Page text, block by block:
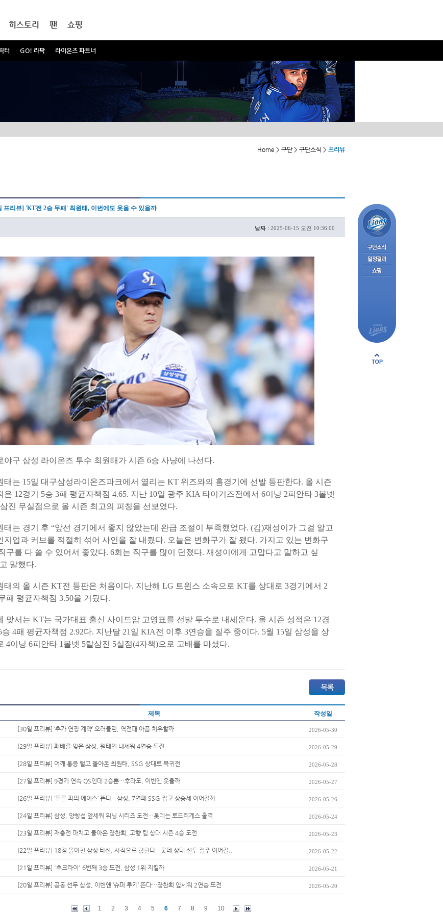
터 GO! 라팍 라이온즈 파트너
히스토리 팬 쇼핑
Home > 구단 > 구단소식 > 프리뷰
프리뷰] 'KT전 2승 무패' 최원태, 이번에도 웃을 수 있을까
날짜 : 2025-06-15 오전 10:36:00
야구 삼성 라이온즈 투수 최원태가 시즌 6승 사냥에 나선다.
태는 15일 대구삼성라이온즈파크에서 열리는 KT 위즈와의 홈경기에 선발 등판한다. 올 시즌
은 12경기 5승 3패 평균자책점 4.65. 지난 10일 광주 KIA 타이거즈전에서 6이닝 2피안타 3볼넷
진 무실점으로 올 시즌 최고의 피칭을 선보였다.
태는 경기 후 “앞선 경기에서 좋지 않았는데 완급 조절이 부족했었다. (김)재성이가 그걸 알고
지업과 커브를 적절히 섞어 사인을 잘 내줬다. 오늘은 변화구가 잘 됐다. 가지고 있는 변화구
구를 다 쓸 수 있어서 좋았다. 6회는 직구를 많이 던졌다. 재성이에게 고맙다고 말하고 싶
말했다.
태의 올 시즌 KT전 등판은 처음이다. 지난해 LG 트윈스 소속으로 KT를 상대로 3경기에서 2
패 평균자책점 3.50을 거뒀다.
맞서는 KT는 국가대표 출신 사이드암 고영표를 선발 투수로 내세운다. 올 시즌 성적은 12경
승 4패 평균자책점 2.92다. 지난달 21일 KIA전 이후 3연승을 질주 중이다. 5월 15일 삼성을 상
4이닝 6피안타 1볼넷 5탈삼진 5실점(4자책)으로 고배를 마셨다.
제목 작성일
[30일 프리뷰] ‘추가 연장 계약’ 오러클린, 역전패 아픔 치유할까 2026-05-30
[29일 프리뷰] 패배를 잊은 삼성, 원태인 내세워 4연승 도전 2026-05-29
[28일 프리뷰] 어깨 통증 털고 돌아온 최원태, SSG 상대로 복귀전 2026-05-28
[27일 프리뷰] 9경기 연속 QS인데 2승뿐…후라도, 이번엔 웃을까 2026-05-27
[26일 프리뷰] ‘푸른 피의 에이스’ 뜬다…삼성, 7연패 SSG 잡고 상승세 이어갈까 2026-05-26
[24일 프리뷰] 삼성, 양창섭 앞세워 위닝 시리즈 도전…롯데는 로드리게스 출격 2026-05-24
[23일 프리뷰] 재충전 마치고 돌아온 장찬희, 고향 팀 상대 시즌 4승 도전 2026-05-23
[22일 프리뷰] 18점 몰아친 삼성 타선, 사직으로 향한다…롯데 상대 선두 질주 이어갈.. 2026-05-22
[21일 프리뷰] '후크라이' 6번째 3승 도전, 삼성 1위 지킬까 2026-05-21
[20일 프리뷰] 공동 선두 삼성, 이번엔 ‘슈퍼 루키’ 뜬다…장찬희 앞세워 2연승 도전 2026-05-20
1 2 3 4 5 6 7 8 9 10